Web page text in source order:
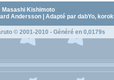
Masashi Kishimoto
Andersson | Adapté par dabYo,
© 2001-2010 - Généré en 0,0179s